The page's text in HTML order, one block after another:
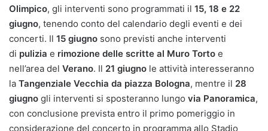
Olimpico, gli interventi sono programmati il 15, 18 e 22
giugno, tenendo conto del calendario degli eventi e dei
concerti. Il 15 giugno sono previsti anche interventi
di pulizia e rimozione delle scritte al Muro Torto e
nell’area del Verano. Il 21 giugno le attività interesseranno
la Tangenziale Vecchia da piazza Bologna, mentre il 28
giugno gli interventi si sposteranno lungo via Panoramica,
con conclusione prevista entro il primo pomeriggio in
considerazione del concerto in programma allo Stadio